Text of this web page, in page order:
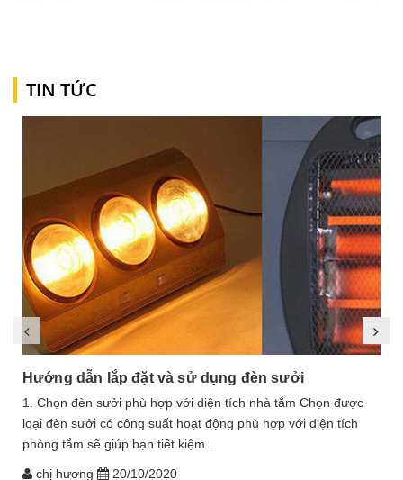
TIN TỨC
Hướng dẫn lắp đặt và sử dụng đèn sưởi
1. Chọn đèn sưởi phù hợp với diện tích nhà tắm Chọn được
loại đèn sưởi có công suất hoạt động phù hợp với diện tích
phòng tắm sẽ giúp bạn tiết kiệm...
chị hương 20/10/2020